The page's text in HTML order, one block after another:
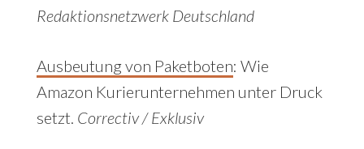
Redaktionsnetzwerk Deutschland
Ausbeutung von Paketboten: Wie
Amazon Kurierunternehmen unter Druck
setzt. Correctiv / Exklusiv